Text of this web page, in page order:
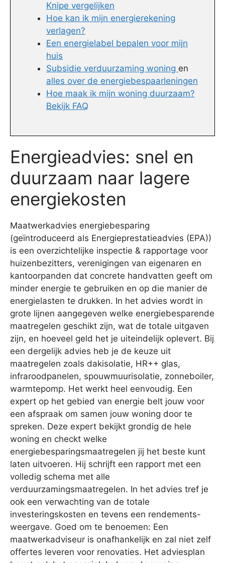
Knipe vergelijken
Hoe kan ik mijn energierekening
verlagen?
Een energielabel bepalen voor mijn
huis
Subsidie verduurzaming woning en
alles over de energiebespaarleningen
Hoe maak ik mijn woning duurzaam?
Bekijk FAQ
Energieadvies: snel en
duurzaam naar lagere
energiekosten
Maatwerkadvies energiebesparing
(geïntroduceerd als Energieprestatieadvies (EPA))
is een overzichtelijke inspectie & rapportage voor
huizenbezitters, verenigingen van eigenaren en
kantoorpanden dat concrete handvatten geeft om
minder energie te gebruiken en op die manier de
energielasten te drukken. In het advies wordt in
grote lijnen aangegeven welke energiebesparende
maatregelen geschikt zijn, wat de totale uitgaven
zijn, en hoeveel geld het je uiteindelijk oplevert. Bij
een dergelijk advies heb je de keuze uit
maatregelen zoals dakisolatie, HR++ glas,
infraroodpanelen, spouwmuurisolatie, zonneboiler,
warmtepomp. Het werkt heel eenvoudig. Een
expert op het gebied van energie belt jouw voor
een afspraak om samen jouw woning door te
spreken. Deze expert bekijkt grondig de hele
woning en checkt welke
energiebesparingsmaatregelen jij het beste kunt
laten uitvoeren. Hij schrijft een rapport met een
volledig schema met alle
verduurzamingsmaatregelen. In het advies tref je
ook een verwachting van de totale
investeringskosten en tevens een rendements-
weergave. Goed om te benoemen: Een
maatwerkadviseur is onafhankelijk en zal niet zelf
offertes leveren voor renovaties. Het adviesplan